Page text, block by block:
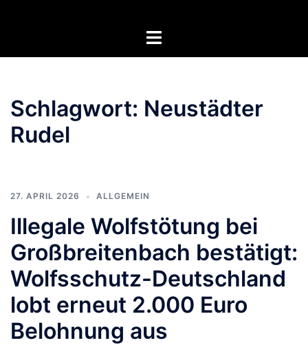
Menü
Schlagwort: Neustädter
Rudel
27. APRIL 2026 ALLGEMEIN
Illegale Wolfstötung bei
Großbreitenbach bestätigt:
Wolfsschutz-Deutschland
lobt erneut 2.000 Euro
Belohnung aus